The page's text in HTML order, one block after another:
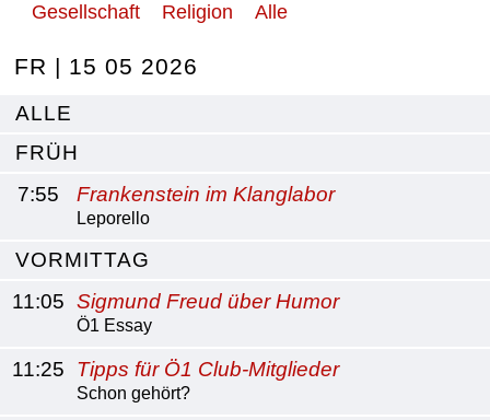
Gesellschaft
Religion Alle
FR | 15 05 2026
ALLE
FRÜH
7:55
Frankenstein im Klanglabor
Leporello
VORMITTAG
11:05 Sigmund Freud über Humor
Ö1 Essay
11:25 Tipps für Ö1 Club-Mitglieder
Schon gehört?